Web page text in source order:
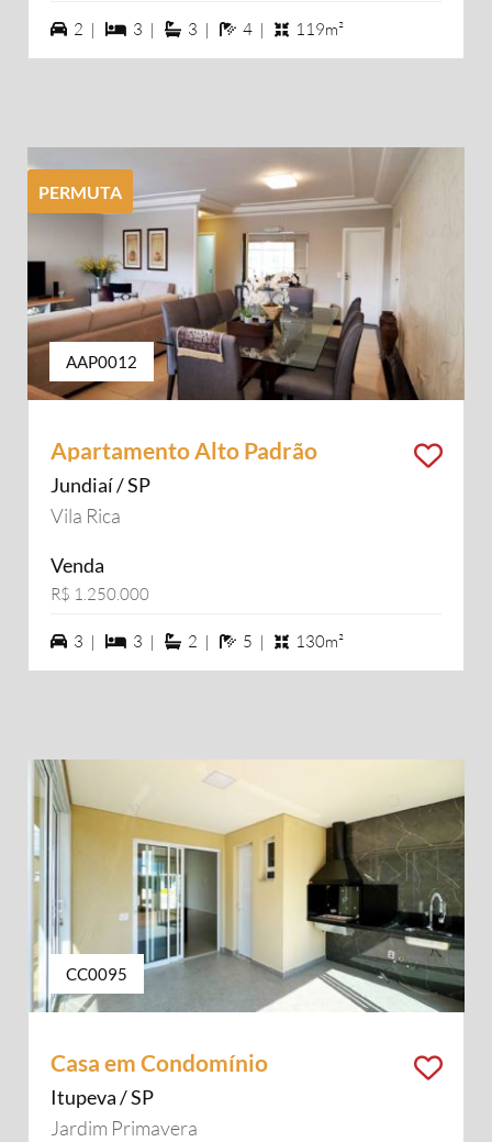
2 vagas na garagem
2 | 3 dormiórios
3 | 3 suítes
3 | 4 banheiros
4 | 119m²
PERMUTA
AAP0012
Apartamento Alto Padrão
Jundiaí / SP
Vila Rica
Venda
R$ 1.250.000
3 vagas na garagem
3 | 3 dormiórios
3 | 2 suítes
2 | 5 banheiros
5 | 130m²
CC0095
Casa em Condomínio
Itupeva / SP
Jardim Primavera